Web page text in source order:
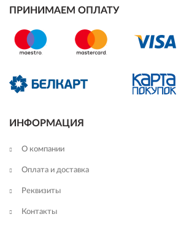
ПРИНИМАЕМ ОПЛАТУ
ИНФОРМАЦИЯ
О компании
Оплата и доставка
Реквизиты
Контакты